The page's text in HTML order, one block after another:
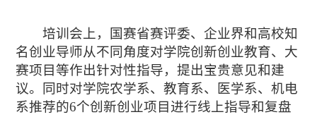
培训会上，国赛省赛评委、企业界和高校知
名创业导师从不同角度对学院创新创业教育、大
赛项目等作出针对性指导，提出宝贵意见和建
议。同时对学院农学系、教育系、医学系、机电
系推荐的6个创新创业项目进行线上指导和复盘